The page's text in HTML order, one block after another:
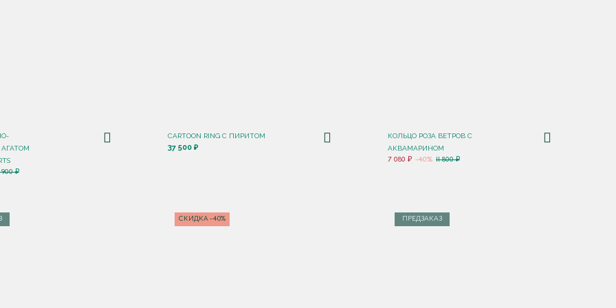
900 ₽
CARTOON RING С ПИРИТОМ
37 500 ₽
КОЛЬЦО РОЗА ВЕТРОВ С
АКВАМАРИНОМ
7 080 ₽ -40% 11 800 ₽
СКИДКА -40% ПРЕДЗАКАЗ